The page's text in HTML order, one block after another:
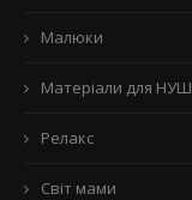
Малюки
Матеріали для НУШ
Релакс
Світ мами